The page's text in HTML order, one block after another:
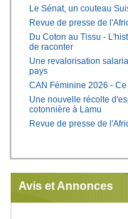
Le Sénat, un couteau
Revue de presse de
Du Coton au Tissu -
de raconter
Une revalorisation
pays
CAN Féminine 2026 -
Une nouvelle récolte
cotonnière à Lamu
Revue de presse de
Avis et Annonces